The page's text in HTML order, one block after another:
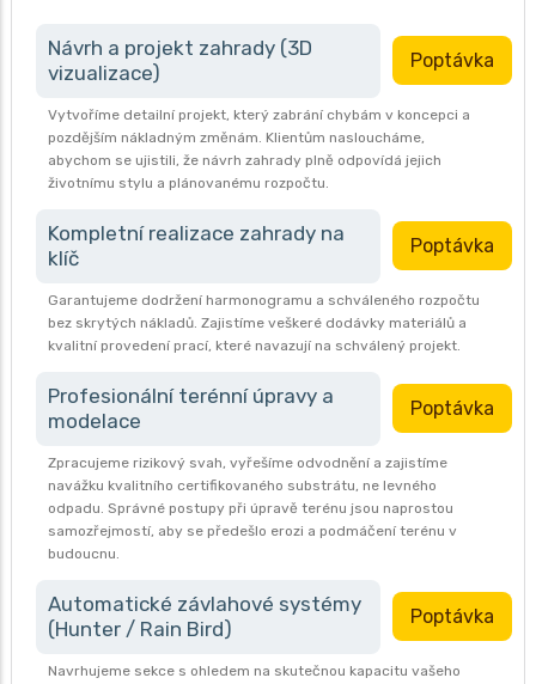
Návrh a projekt zahrady (3D
vizualizace)
Poptávka
Vytvoříme detailní projekt, který zabrání chybám v koncepci a
pozdějším nákladným změnám. Klientům nasloucháme,
abychom se ujistili, že návrh zahrady plně odpovídá jejich
životnímu stylu a plánovanému rozpočtu.
Kompletní realizace zahrady na
klíč
Poptávka
Garantujeme dodržení harmonogramu a schváleného rozpočtu
bez skrytých nákladů. Zajistíme veškeré dodávky materiálů a
kvalitní provedení prací, které navazují na schválený projekt.
Profesionální terénní úpravy a
modelace
Poptávka
Zpracujeme rizikový svah, vyřešíme odvodnění a zajistíme
navážku kvalitního certifikovaného substrátu, ne levného
odpadu. Správné postupy při úpravě terénu jsou naprostou
samozřejmostí, aby se předešlo erozi a podmáčení terénu v
budoucnu.
Automatické závlahové systémy
(Hunter / Rain Bird)
Poptávka
Navrhujeme sekce s ohledem na skutečnou kapacitu vašeho